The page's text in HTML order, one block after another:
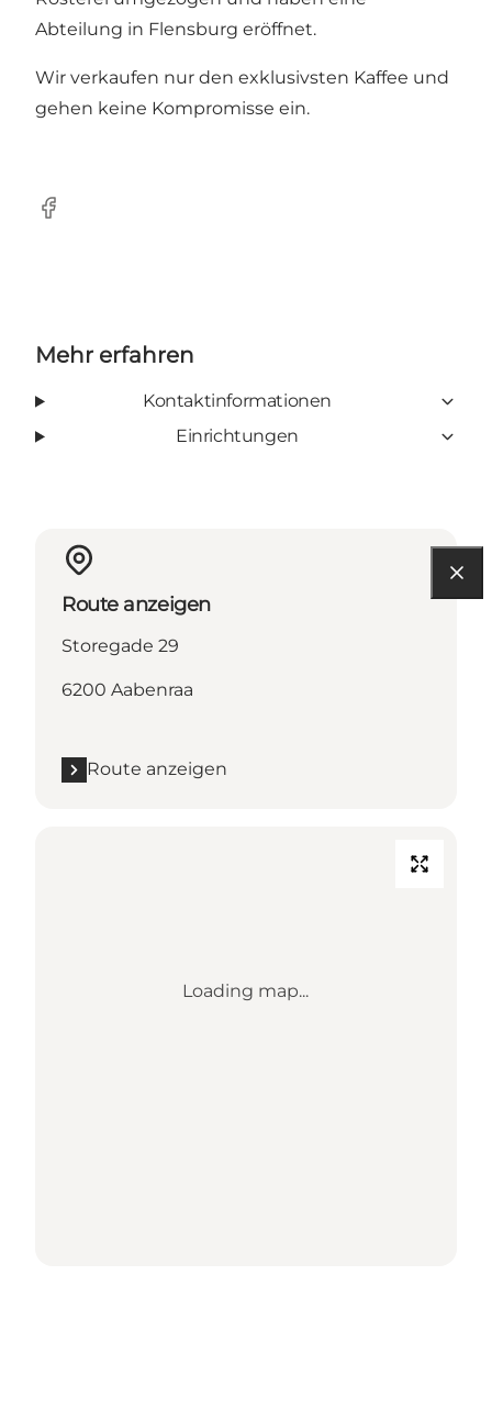
Abteilung in Flensburg eröffnet.
Wir verkaufen nur den exklusivsten Kaffee und
gehen keine Kompromisse ein.
Facebook
Mehr erfahren
Kontaktinformationen
Einrichtungen
Route anzeigen
Storegade 29
6200 Aabenraa
Route anzeigen
Loading map...